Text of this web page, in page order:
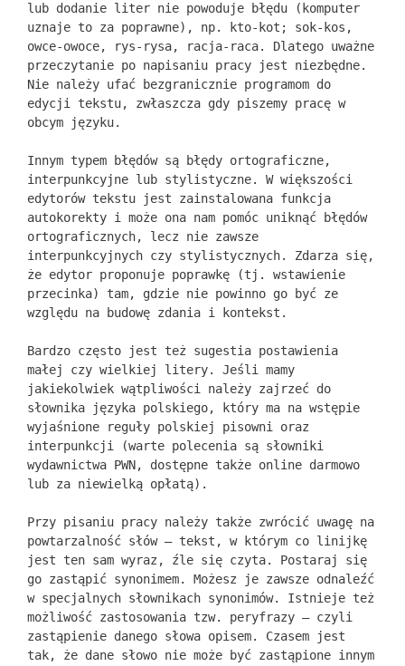
lub dodanie liter nie powoduje błędu (komputer
uznaje to za poprawne), np. kto-kot; sok-kos,
owce-owoce, rys-rysa, racja-raca. Dlatego uważne
przeczytanie po napisaniu pracy jest niezbędne.
Nie należy ufać bezgranicznie programom do
edycji tekstu, zwłaszcza gdy piszemy pracę w
obcym języku.
Innym typem błędów są błędy ortograficzne,
interpunkcyjne lub stylistyczne. W większości
edytorów tekstu jest zainstalowana funkcja
autokorekty i może ona nam pomóc uniknąć błędów
ortograficznych, lecz nie zawsze
interpunkcyjnych czy stylistycznych. Zdarza się,
że edytor proponuje poprawkę (tj. wstawienie
przecinka) tam, gdzie nie powinno go być ze
względu na budowę zdania i kontekst.
Bardzo często jest też sugestia postawienia
małej czy wielkiej litery. Jeśli mamy
jakiekolwiek wątpliwości należy zajrzeć do
słownika języka polskiego, który ma na wstępie
wyjaśnione reguły polskiej pisowni oraz
interpunkcji (warte polecenia są słowniki
wydawnictwa PWN, dostępne także online darmowo
lub za niewielką opłatą).
Przy pisaniu pracy należy także zwrócić uwagę na
powtarzalność słów – tekst, w którym co linijkę
jest ten sam wyraz, źle się czyta. Postaraj się
go zastąpić synonimem. Możesz je zawsze odnaleźć
w specjalnych słownikach synonimów. Istnieje też
możliwość zastosowania tzw. peryfrazy – czyli
zastąpienie danego słowa opisem. Czasem jest
tak, że dane słowo nie może być zastąpione innym